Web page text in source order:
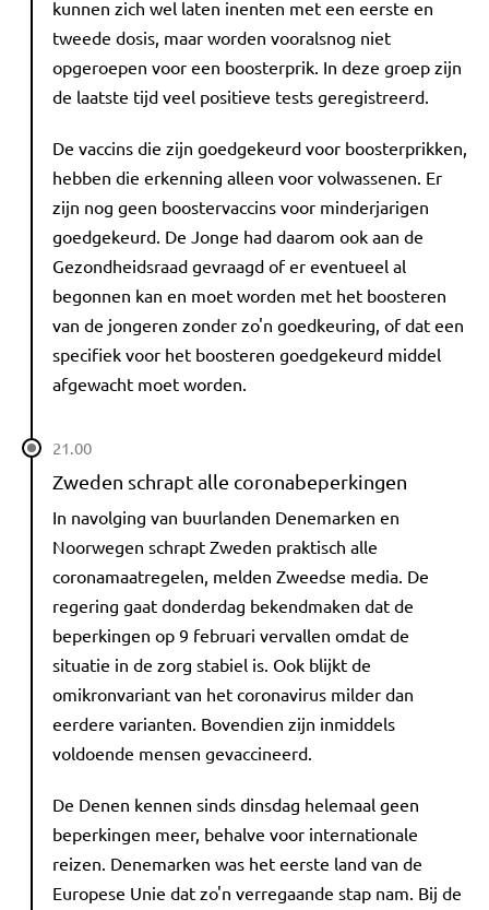
kunnen zich wel laten inenten met een eerste en
tweede dosis, maar worden vooralsnog niet
opgeroepen voor een boosterprik. In deze groep zijn
de laatste tijd veel positieve tests geregistreerd.
De vaccins die zijn goedgekeurd voor boosterprikken,
hebben die erkenning alleen voor volwassenen. Er
zijn nog geen boostervaccins voor minderjarigen
goedgekeurd. De Jonge had daarom ook aan de
Gezondheidsraad gevraagd of er eventueel al
begonnen kan en moet worden met het boosteren
van de jongeren zonder zo'n goedkeuring, of dat een
specifiek voor het boosteren goedgekeurd middel
afgewacht moet worden.
21.00
Zweden schrapt alle coronabeperkingen
In navolging van buurlanden Denemarken en
Noorwegen schrapt Zweden praktisch alle
coronamaatregelen, melden Zweedse media. De
regering gaat donderdag bekendmaken dat de
beperkingen op 9 februari vervallen omdat de
situatie in de zorg stabiel is. Ook blijkt de
omikronvariant van het coronavirus milder dan
eerdere varianten. Bovendien zijn inmiddels
voldoende mensen gevaccineerd.
De Denen kennen sinds dinsdag helemaal geen
beperkingen meer, behalve voor internationale
reizen. Denemarken was het eerste land van de
Europese Unie dat zo'n verregaande stap nam. Bij de